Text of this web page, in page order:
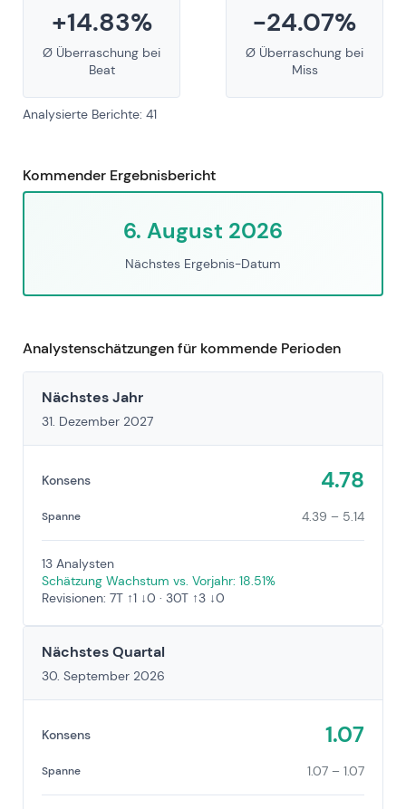
+14.83%
Ø Überraschung bei
Beat
-24.07%
Ø Überraschung bei
Miss
Analysierte Berichte: 41
Kommender Ergebnisbericht
6. August 2026
Nächstes Ergebnis-Datum
Analystenschätzungen für kommende Perioden
Nächstes Jahr
31. Dezember 2027
Konsens 4.78
Spanne 4.39 – 5.14
13 Analysten
Schätzung Wachstum vs. Vorjahr: 18.51%
Revisionen: 7T ↑1 ↓0 · 30T ↑3 ↓0
Nächstes Quartal
30. September 2026
Konsens 1.07
Spanne 1.07 – 1.07